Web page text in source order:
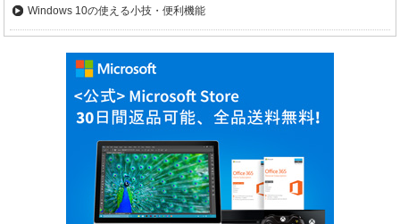
Windows 10の使える小技・便利機能